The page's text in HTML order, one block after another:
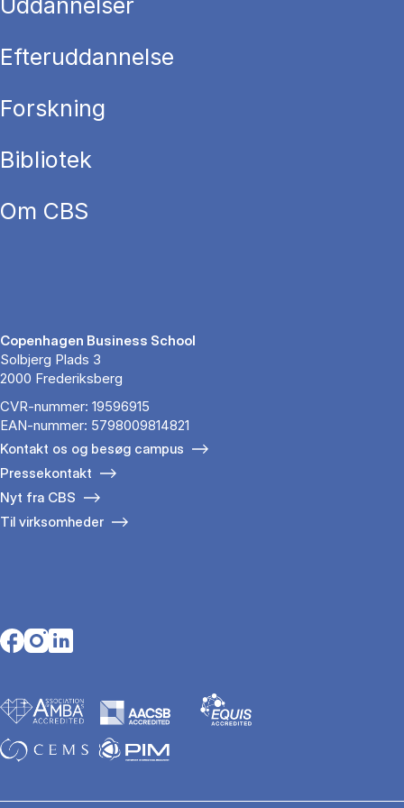
Uddannelser
Efteruddannelse
Forskning
Bibliotek
Om CBS
Copenhagen Business School
Solbjerg Plads 3
2000 Frederiksberg
CVR-nummer: 19596915
EAN-nummer: 5798009814821
Kontakt os og besøg campus
Pressekontakt
Nyt fra CBS
Til virksomheder
Opens in a new tab
Opens in a new tab
Opens in a new tab